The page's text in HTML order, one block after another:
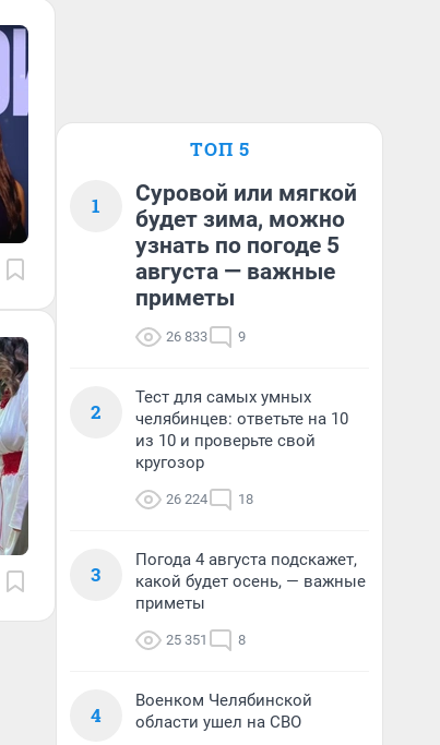
ТОП 5
1
Суровой или мягкой
будет зима, можно
узнать по погоде 5
августа — важные
приметы
26 833 9
2
Тест для самых умных
челябинцев: ответьте на 10
из 10 и проверьте свой
кругозор
26 224 18
3
Погода 4 августа подскажет,
какой будет осень, — важные
приметы
25 351 8
4
Военком Челябинской
области ушел на СВО